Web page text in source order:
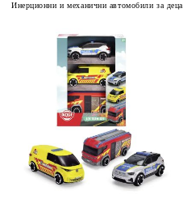
Инерционни и механични автомобили за деца